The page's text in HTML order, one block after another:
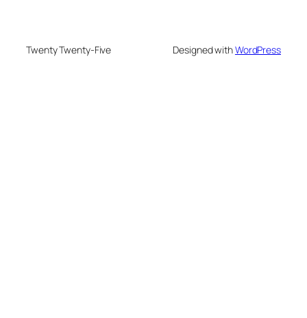
Twenty Twenty-Five Designed withWordPress